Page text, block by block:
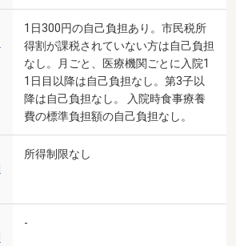
1日300円の自己負担あり。市民税所
得割が課税されていない方は自己負担
なし。月ごと、医療機関ごとに入院1
1日目以降は自己負担なし。第3子以
降は自己負担なし。 入院時食事療養
費の標準負担額の自己負担なし。
所得制限なし
-